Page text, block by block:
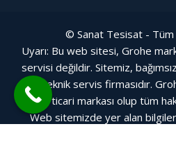
© Sanat Tesisat - Tüm
Uyarı: Bu web sitesi, Grohe
servisi değildir. Sitemiz,
özel teknik servis firmasıdır.
tescilli ticari markası olup tüm
Web sitemizde yer alan